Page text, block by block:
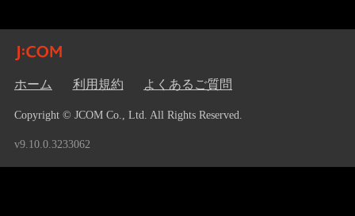
ホーム 利用規約 よくあるご質問
Copyright © JCOM Co., Ltd. All Rights Reserved.
v9.10.0.3233062